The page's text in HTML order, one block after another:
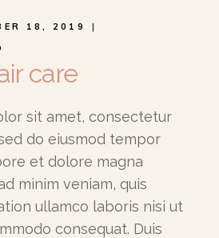
18, 2019
care
sit amet, consectetur
do eiusmod tempor
et dolore magna
minim veniam, quis
ullamco laboris nisi ut
consequat. Duis